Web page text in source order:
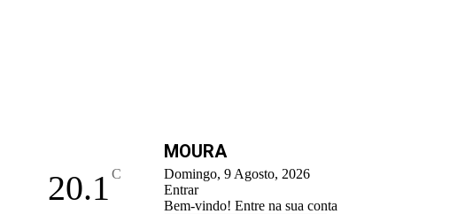
20.1 C
MOURA
Domingo, 9 Agosto, 2026
Entrar
Bem-vindo! Entre na sua conta